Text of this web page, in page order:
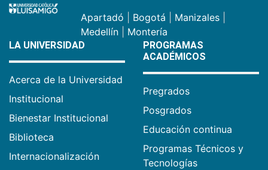
Apartadó Bogotá Manizales
Medellín
Montería
LA UNIVERSIDAD
Acerca de la Universidad
Institucional
Bienestar Institucional
Biblioteca
Internacionalización
PROGRAMAS
ACADÉMICOS
Pregrados
Posgrados
Educación continua
Programas Técnicos y
Tecnologías